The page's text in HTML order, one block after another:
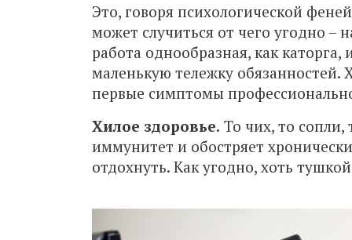
Это, говоря психологической
может случиться от чего угодно –
работа однообразная, как
маленькую тележку обязанностей.
первые симптомы
Хилое здоровье. То чих, то сопли,
иммунитет и обостряет
отдохнуть. Как угодно, хоть